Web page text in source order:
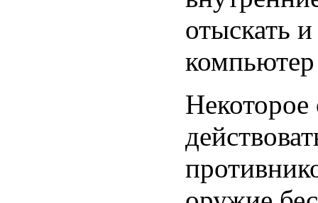
отыскать